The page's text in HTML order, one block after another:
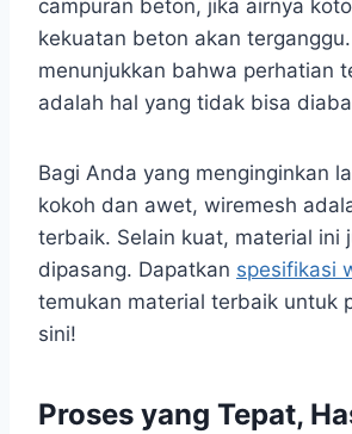
campuran beton, jika airnya
kekuatan beton akan
menunjukkan bahwa perhatian
adalah hal yang tidak bisa
Bagi Anda yang menginginkan
kokoh dan awet, wiremesh
terbaik. Selain kuat, material ini
dipasang. Dapatkan spesifikasi
temukan material terbaik untuk
sini!
Proses yang Tepat,